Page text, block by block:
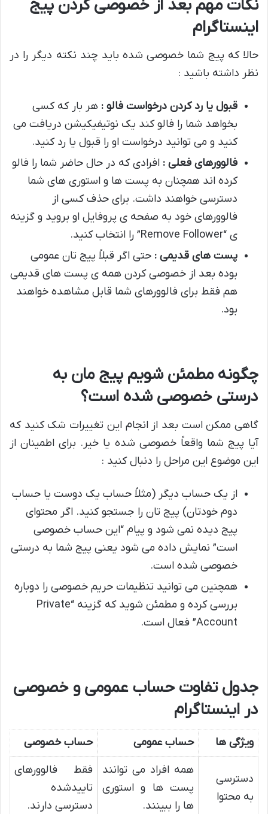
نکات مهم بعد از خصوصی کردن پیج
اینستاگرام
حالا که پیج شما خصوصی شده باید چند نکته دیگر را در
نظر داشته باشید :
قبول یا رد کردن درخواست فالو : هر بار که کسی
بخواهد شما را فالو کند یک نوتیفیکیشن دریافت می
کنید و می توانید درخواست او را قبول یا رد کنید.
فالوورهای فعلی : افرادی که در حال حاضر شما را فالو
کرده اند همچنان به پست ها و استوری های شما
دسترسی خواهند داشت. برای حذف کسی از
فالوورهای خود به صفحه ی پروفایل او بروید و گزینه
ی “Remove Follower” را انتخاب کنید.
پست های قدیمی : حتی اگر قبلاً پیج تان عمومی
بوده بعد از خصوصی کردن همه ی پست های قدیمی
هم فقط برای فالوورهای شما قابل مشاهده خواهند
بود.
چگونه مطمئن شویم پیج مان به
درستی خصوصی شده است؟
گاهی ممکن است بعد از انجام این تغییرات شک کنید که
آیا پیج شما واقعاً خصوصی شده یا خیر. برای اطمینان از
این موضوع این مراحل را دنبال کنید :
از یک حساب دیگر (مثلاً حساب یک دوست یا حساب
دوم خودتان) پیج تان را جستجو کنید. اگر محتوای
پیج دیده نمی شود و پیام “این حساب خصوصی
است” نمایش داده می شود یعنی پیج شما به درستی
خصوصی شده است.
همچنین می توانید تنظیمات حریم خصوصی را دوباره
بررسی کرده و مطمئن شوید که گزینه “Private
Account” فعال است.
جدول تفاوت حساب عمومی و خصوصی
در اینستاگرام
ویژگی ها حساب عمومی حساب خصوصی
دسترسی
به محتوا
همه افراد می توانند
پست ها و استوری
ها را ببینند.
فقط فالوورهای
تاییدشده
دسترسی دارند.